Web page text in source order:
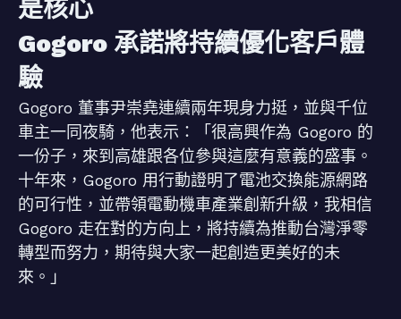
是核心
Gogoro 承諾將持續優化客戶體
驗
Gogoro 董事尹崇堯連續兩年現身力挺，並與千位
車主一同夜騎，他表示：「很高興作為 Gogoro 的
一份子，來到高雄跟各位參與這麼有意義的盛事。
十年來，Gogoro 用行動證明了電池交換能源網路
的可行性，並帶領電動機車產業創新升級，我相信
Gogoro 走在對的方向上，將持續為推動台灣淨零
轉型而努力，期待與大家一起創造更美好的未
來。」